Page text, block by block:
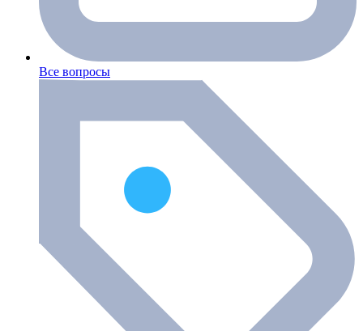
Все вопросы